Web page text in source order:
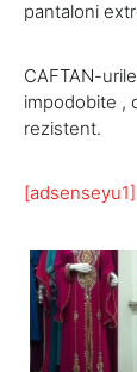
pantaloni
CAFTAN-
impodobite ,
rezistent.
[adsenseyu1]